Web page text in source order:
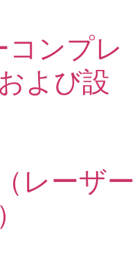
コンプレ
よび設
レーザー